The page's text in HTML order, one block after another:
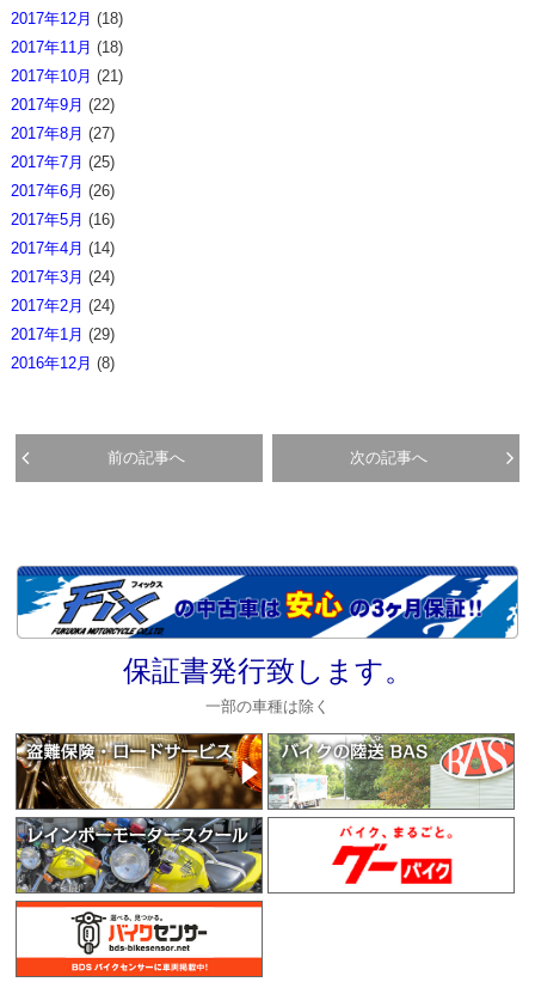
2017年12月 (18)
2017年11月 (18)
2017年10月 (21)
2017年9月 (22)
2017年8月 (27)
2017年7月 (25)
2017年6月 (26)
2017年5月 (16)
2017年4月 (14)
2017年3月 (24)
2017年2月 (24)
2017年1月 (29)
2016年12月 (8)
前の記事へ 次の記事へ
保証書発行致します。
一部の車種は除く